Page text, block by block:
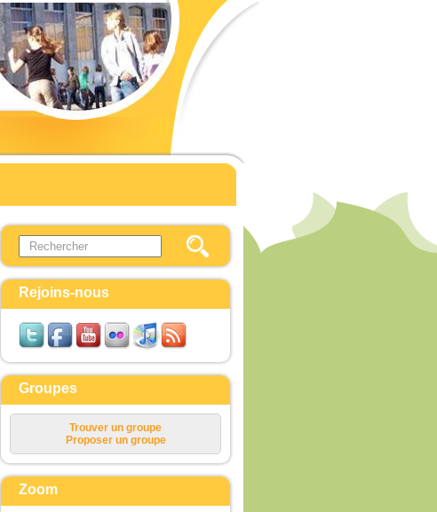
Formulaire de recherche
Search this site
Rejoins-nous
Groupes
Trouver un groupe
Proposer un groupe
Zoom